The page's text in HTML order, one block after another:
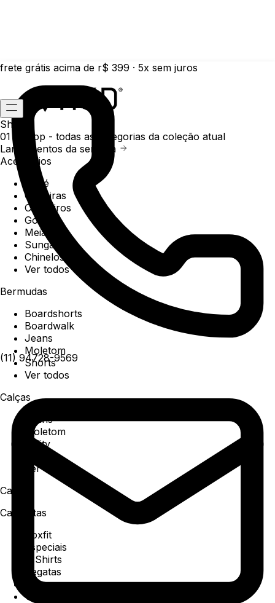
frete grátis acima de r$ 399 · 5x sem juros
(11) 94728-9569
Shop
01 /
Shop - todas as categorias da coleção atual
Lançamentos da semana
Acessórios
Boné
Carteiras
Chaveiros
Gorros
Meias
Sunga
Chinelos
Ver todos
Bermudas
Boardshorts
Boardwalk
Jeans
Moletom
Shorts
Ver todos
Calças
Jeans
Moletom
Utility
Ver todos
Camisa
Camisetas
Boxfit
Especiais
T-Shirts
Regatas
Polo
Ver todos